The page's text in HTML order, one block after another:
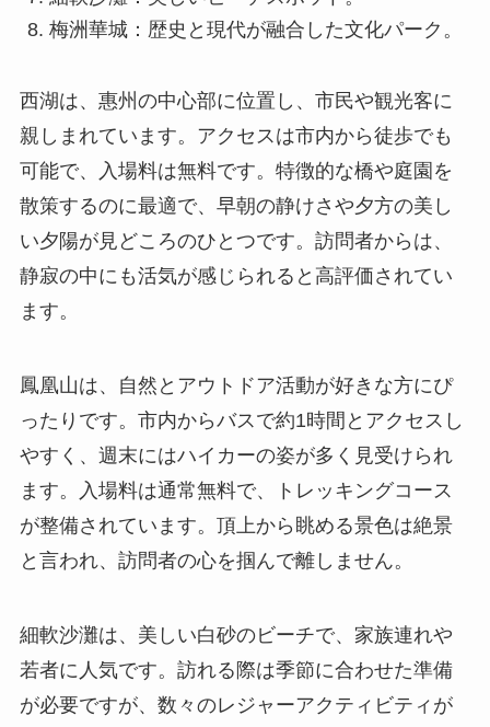
梅洲華城：歴史と現代が融合した文化パーク。
親しまれています。アクセスは市内から徒歩でも
可能で、入場料は無料です。特徴的な橋や庭園を
散策するのに最適で、早朝の静けさや夕方の美し
い夕陽が見どころのひとつです。訪問者からは、
静寂の中にも活気が感じられると高評価されてい
ます。
ったりです。市内からバスで約1時間とアクセスし
やすく、週末にはハイカーの姿が多く見受けられ
ます。入場料は通常無料で、トレッキングコース
が整備されています。頂上から眺める景色は絶景
と言われ、訪問者の心を掴んで離しません。
若者に人気です。訪れる際は季節に合わせた準備
が必要ですが、数々のレジャーアクティビティが
楽しめます。特に、海水浴やビーチバレーを楽し